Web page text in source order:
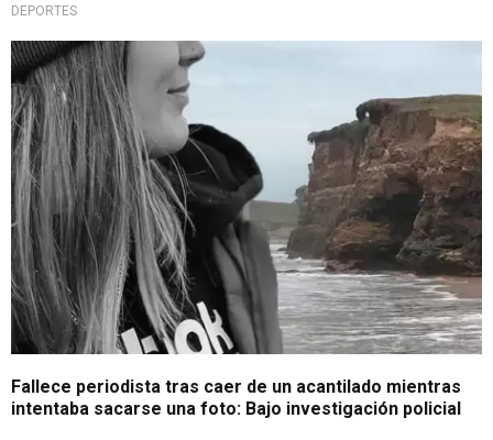
DEPORTES
¿Fue accidental?
Fallece periodista tras caer de un acantilado mientras
intentaba sacarse una foto: Bajo investigación policial